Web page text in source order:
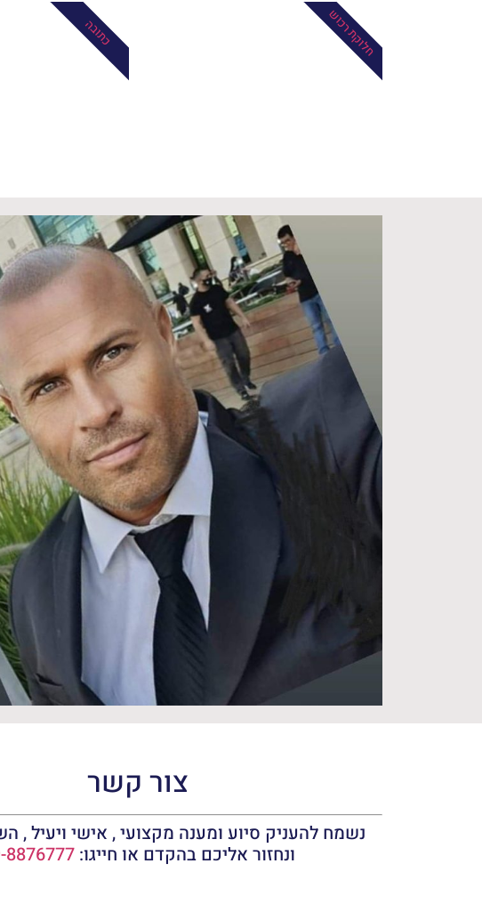
חלוקת רכוש כתובה
צור קשר
נשמח להעניק סיוע ומענה מקצועי , אישי ויעיל ,
ונחזור אליכם בהקדם או חייגו:8876777